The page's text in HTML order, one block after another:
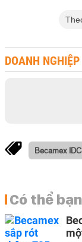
DOANH NGHIỆP
Becamex IDC
Có thể